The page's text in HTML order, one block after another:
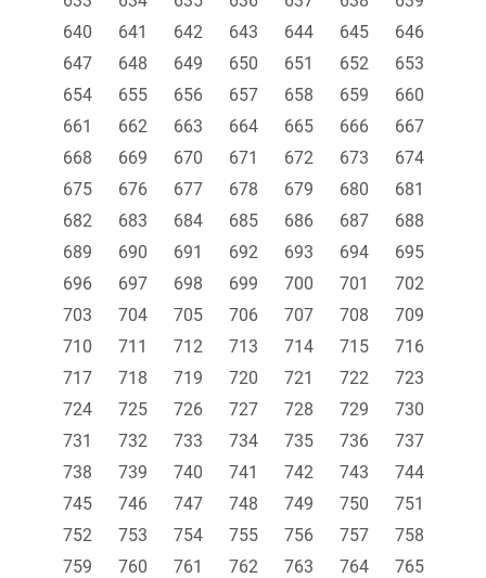
640
641 642 643 644 645
646
647
648 649 650 651 652
653
654
655 656 657 658 659
660
661
662 663 664 665 666
667
668
669 670 671 672 673
674
675
676 677 678 679 680
681
682
683 684 685 686 687
688
689
690 691 692 693 694
695
696
697 698 699 700 701
702
703
704 705 706 707 708
709
710
711 712 713 714 715
716
717
718 719 720 721 722
723
724
725 726 727 728 729
730
731
732 733 734 735 736
737
738
739 740 741 742 743
744
745
746 747 748 749 750
751
752
753 754 755 756 757
758
759
760 761 762 763 764
765